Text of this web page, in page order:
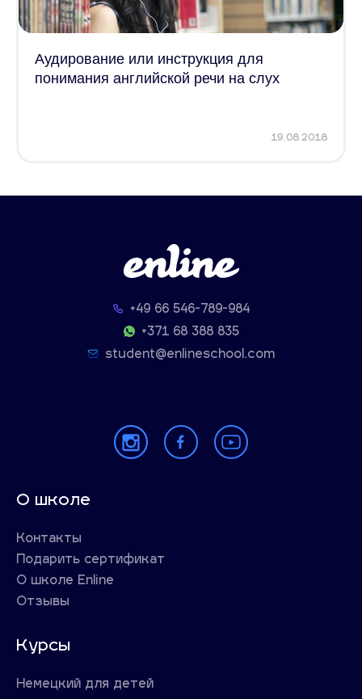
Аудирование или инструкция для
понимания английской речи на слух
19.08.2018
+49 66 546-789-984
+371 68 388 835
student@enlineschool.com
О школе
Контакты
Подарить сертификат
О школе Enline
Отзывы
Курсы
Немецкий для детей